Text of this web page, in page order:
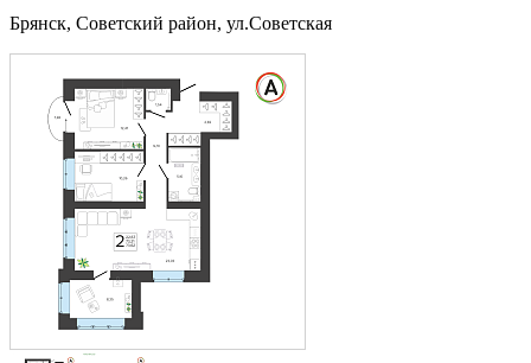
Брянск, Советский район, ул.Советская